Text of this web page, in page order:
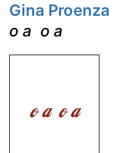
Gina Proenza
o a o a